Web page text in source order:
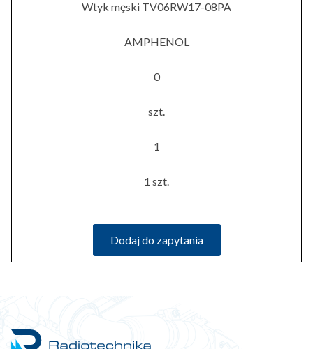
Wtyk męski TV06RW17-08PA
AMPHENOL
0
szt.
1
1 szt.
Dodaj do zapytania